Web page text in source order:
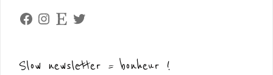
Facebook
Instagram
Etsy Twitter
Slow newsletter = bonheur !